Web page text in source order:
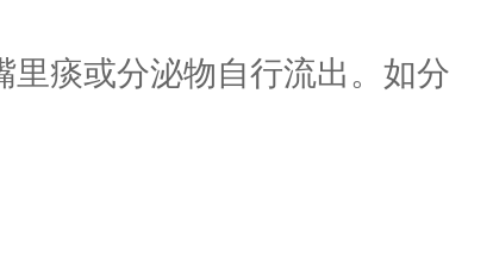
痰或分泌物自行流出。如分